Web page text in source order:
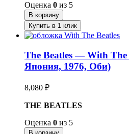
Оценка 0 из 5
В корзину
Купить в 1 клик
The Beatles — With The
Япония, 1976, Оби)
8,080 ₽
THE BEATLES
Оценка 0 из 5